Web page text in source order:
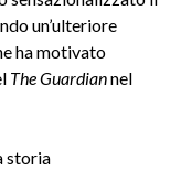
un’ulteriore
ha motivato
The Guardiannel
storia